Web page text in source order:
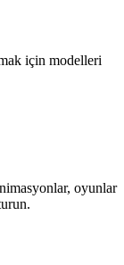
için modelleri
oyunlar